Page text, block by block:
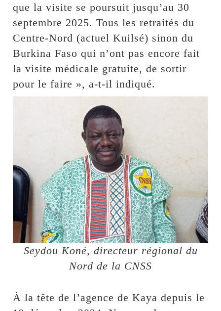
que la visite se poursuit jusqu’au 30
septembre 2025. Tous les retraités du
Centre-Nord (actuel Kuilsé) sinon du
Burkina Faso qui n’ont pas encore fait
la visite médicale gratuite, de sortir
pour le faire », a-t-il indiqué.
Seydou Koné, directeur régional du
Nord de la CNSS
À la tête de l’agence de Kaya depuis le